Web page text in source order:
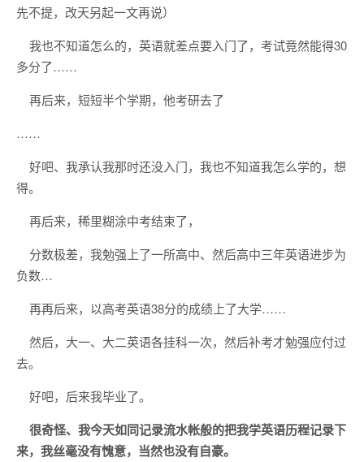
先不提，改天另起一文再说）
我也不知道怎么的，英语就差点要入门了，考试竟然能得30
多分了……
再后来，短短半个学期，他考研去了
……
好吧、我承认我那时还没入门，我也不知道我怎么学的，想
得。
再后来，稀里糊涂中考结束了，
分数极差，我勉强上了一所高中、然后高中三年英语进步为
负数…
再再后来，以高考英语38分的成绩上了大学……
然后，大一、大二英语各挂科一次，然后补考才勉强应付过
去。
好吧，后来我毕业了。
很奇怪、我今天如同记录流水帐般的把我学英语历程记录下
来，我丝毫没有愧意，当然也没有自豪。